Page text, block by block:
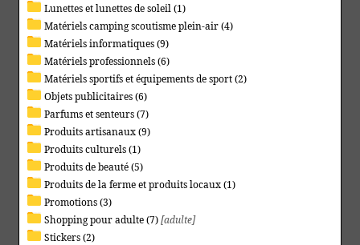
Lunettes et lunettes de soleil (1)
Matériels camping scoutisme plein-air (4)
Matériels informatiques (9)
Matériels professionnels (6)
Matériels sportifs et équipements de sport (2)
Objets publicitaires (6)
Parfums et senteurs (7)
Produits artisanaux (9)
Produits culturels (1)
Produits de beauté (5)
Produits de la ferme et produits locaux (1)
Promotions (3)
Shopping pour adulte (7)[adulte]
Stickers (2)